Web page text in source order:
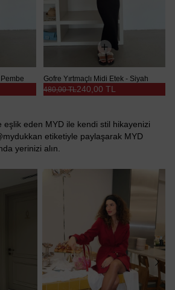
Gofre Yırtmaçlı Midi Etek - Siyah
240,00 TL
480,00 TL
eşlik eden MYD ile kendi stil hikayenizi
etiketiyle paylaşarak MYD
yerinizi alın.